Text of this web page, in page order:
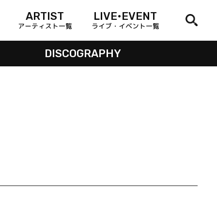
ARTIST
アーティスト一覧
LIVE•EVENT
ライブ・イベント一覧
DISCOGRAPHY